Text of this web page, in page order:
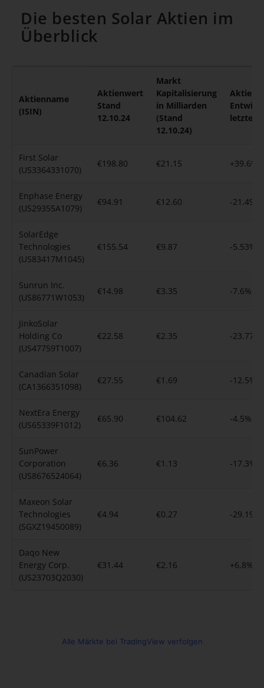
Die besten Solar Aktien im
Überblick
Aktienname
(ISIN)
Aktienwert
Stand
12.10.24
Markt
Kapitalisierung
in Milliarden
(Stand
12.10.24)
Aktien
letztes
First Solar
(US3364331070)
€198.80 €21.15 +39.6%
Enphase Energy
(US29355A1079)
€94.91 €12.60 -21.49%
SolarEdge
Technologies
(US83417M1045)
€155.54 €9.87 -5.53%
Sunrun Inc.
(US86771W1053)
€14.98 €3.35 -7.6%
JinkoSolar
Holding Co
(US47759T1007)
€22.58 €2.35 -23.77%
Canadian Solar
(CA1366351098)
€27.55 €1.69 -12.5%
NextEra Energy
(US65339F1012)
€65.90 €104.62 -4.5%
SunPower
Corporation
(US8676524064)
€6.36 €1.13 -17.3%
Maxeon Solar
Technologies
(SGXZ19450089)
€4.94 €0.27 -29.19%
Daqo New
Energy Corp.
(US23703Q2030)
€31.44 €2.16 +6.8%
Alle Märkte bei TradingView verfolgen